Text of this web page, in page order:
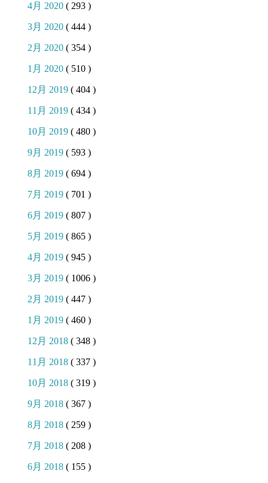
4月 2020 ( 293 )
3月 2020 ( 444 )
2月 2020 ( 354 )
1月 2020 ( 510 )
12月 2019 ( 404 )
11月 2019 ( 434 )
10月 2019 ( 480 )
9月 2019 ( 593 )
8月 2019 ( 694 )
7月 2019 ( 701 )
6月 2019 ( 807 )
5月 2019 ( 865 )
4月 2019 ( 945 )
3月 2019 ( 1006 )
2月 2019 ( 447 )
1月 2019 ( 460 )
12月 2018 ( 348 )
11月 2018 ( 337 )
10月 2018 ( 319 )
9月 2018 ( 367 )
8月 2018 ( 259 )
7月 2018 ( 208 )
6月 2018 ( 155 )